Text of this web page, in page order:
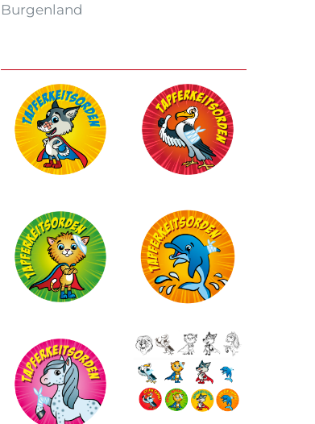
Burgenland